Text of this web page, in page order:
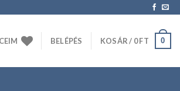
BELÉPÉS KOSÁR / 0FT 0